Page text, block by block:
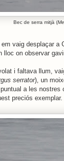
Bec de serra mitjà (
vaig desplaçar a
lloc on observar
i faltava llum,
serrator), un
a les nostres
preciós exemplar.